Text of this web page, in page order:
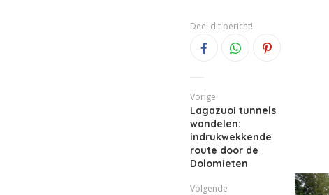
Deel dit bericht!
Vorige
Lagazuoi tunnels
wandelen:
indrukwekkende
route door de
Dolomieten
Volgende